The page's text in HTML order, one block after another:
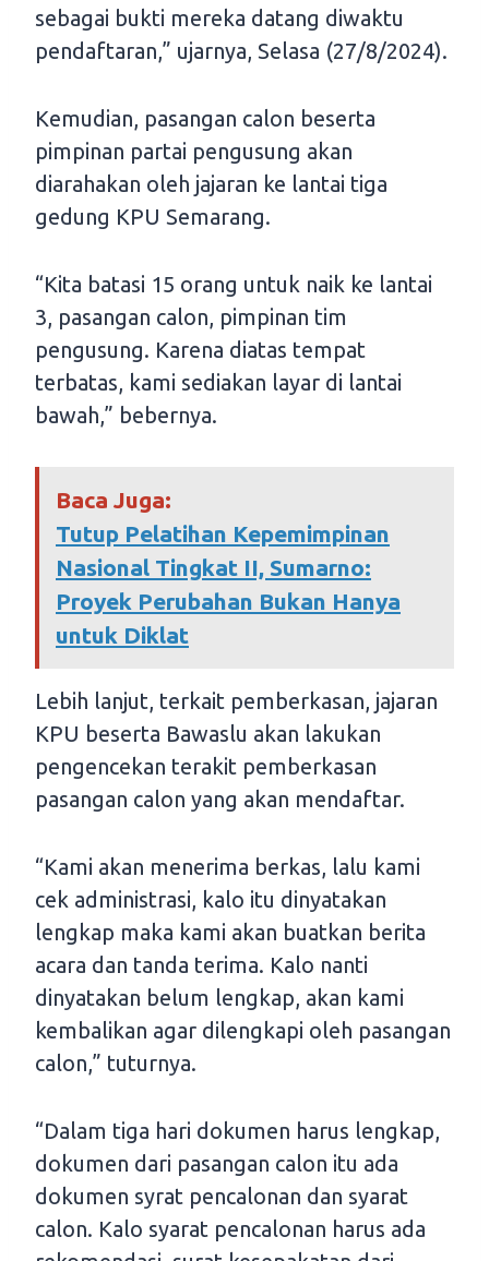
sebagai bukti mereka datang diwaktu
pendaftaran,” ujarnya, Selasa (27/8/2024).
Kemudian, pasangan calon beserta
pimpinan partai pengusung akan
diarahakan oleh jajaran ke lantai tiga
gedung KPU Semarang.
“Kita batasi 15 orang untuk naik ke lantai
3, pasangan calon, pimpinan tim
pengusung. Karena diatas tempat
terbatas, kami sediakan layar di lantai
bawah,” bebernya.
Baca Juga:
Tutup Pelatihan Kepemimpinan
Nasional Tingkat II, Sumarno:
Proyek Perubahan Bukan Hanya
untuk Diklat
Lebih lanjut, terkait pemberkasan, jajaran
KPU beserta Bawaslu akan lakukan
pengencekan terakit pemberkasan
pasangan calon yang akan mendaftar.
“Kami akan menerima berkas, lalu kami
cek administrasi, kalo itu dinyatakan
lengkap maka kami akan buatkan berita
acara dan tanda terima. Kalo nanti
dinyatakan belum lengkap, akan kami
kembalikan agar dilengkapi oleh pasangan
calon,” tuturnya.
“Dalam tiga hari dokumen harus lengkap,
dokumen dari pasangan calon itu ada
dokumen syrat pencalonan dan syarat
calon. Kalo syarat pencalonan harus ada